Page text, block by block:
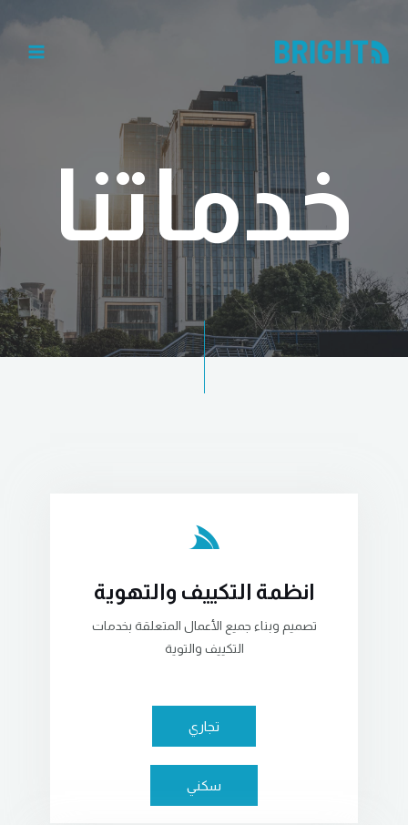
خدماتنا
انظمة التكييف والتهوية
تصميم وبناء جميع الأعمال المتعلقة بخدمات
التكييف والتوية
تجاري
سكني